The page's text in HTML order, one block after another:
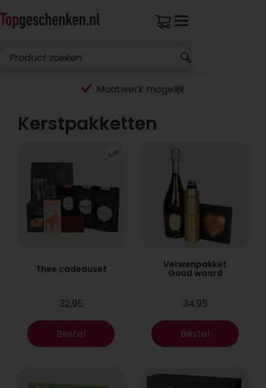
Maatwerk mogelijk
Kerstpakketten
Thee cadeauset
32,95
Bestel
Verwenpakket
Goud waard
34,95
Bestel